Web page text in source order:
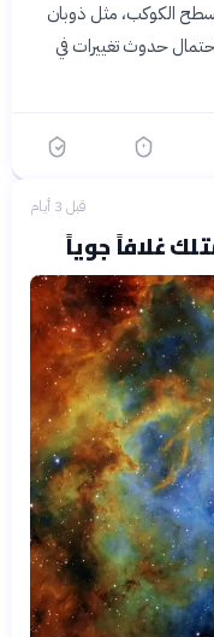
سطح الكوكب، مثل ذوبان
احتمال حدوث تغييرات في
قبل 3 أيام